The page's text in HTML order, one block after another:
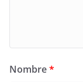
Nombre*